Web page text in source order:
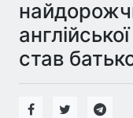
став